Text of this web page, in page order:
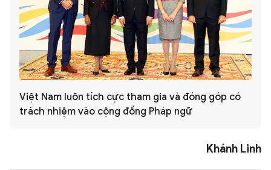
Việt Nam luôn tích cực tham gia và đóng góp có
trách nhiệm vào cộng đồng Pháp ngữ
Khánh Linh